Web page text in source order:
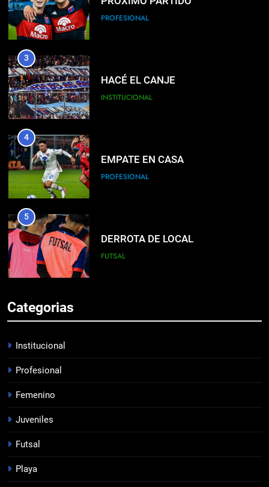
PROFESIONAL
3
HACÉ EL CANJE
INSTITUCIONAL
4
EMPATE EN CASA
PROFESIONAL
5
DERROTA DE LOCAL
FUTSAL
LISTA DE CONVOCADOS
7
8
Categorias
Institucional
Profesional
Femenino
Juveniles
Futsal
Playa